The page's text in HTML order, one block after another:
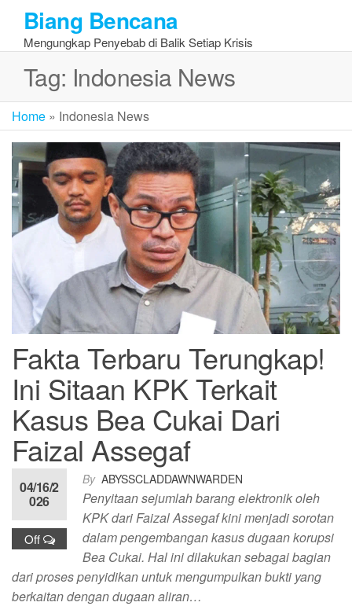
the
content
Biang Bencana
Mengungkap Penyebab di Balik Setiap Krisis
Tag: Indonesia News
Home » Indonesia News
Fakta Terbaru Terungkap!
Ini Sitaan KPK Terkait
Kasus Bea Cukai Dari
Faizal Assegaf
By ABYSSCLADDAWNWARDEN
04/16/2
026
Off
Penyitaan sejumlah barang elektronik oleh
KPK dari Faizal Assegaf kini menjadi sorotan
dalam pengembangan kasus dugaan korupsi
Bea Cukai. Hal ini dilakukan sebagai bagian
dari proses penyidikan untuk mengumpulkan bukti yang
berkaitan dengan dugaan aliran…